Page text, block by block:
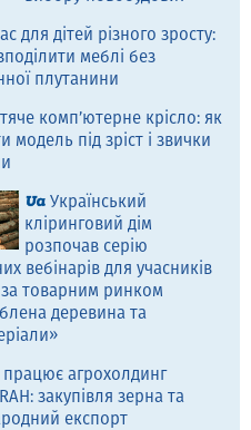
для дітей різного зросту:
меблі без
плутанини
комп’ютерне крісло: як
модель під зріст і звички
Український
кліринговий дім
розпочав серію
вебінарів для учасників
за товарним ринком
деревина та
працює агрохолдинг
закупівля зерна та
експорт